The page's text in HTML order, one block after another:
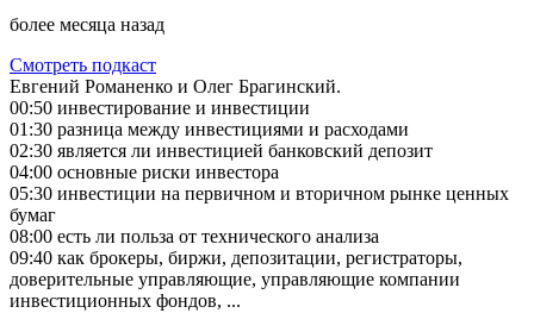
более месяца назад
Смотреть подкаст
Евгений Романенко и Олег Брагинский.
00:50 инвестирование и инвестиции
01:30 разница между инвестициями и расходами
02:30 является ли инвестицией банковский депозит
04:00 основные риски инвестора
05:30 инвестиции на первичном и вторичном рынке ценных
бумаг
08:00 есть ли польза от технического анализа
09:40 как брокеры, биржи, депозитации, регистраторы,
доверительные управляющие, управляющие компании
инвестиционных фондов, ...